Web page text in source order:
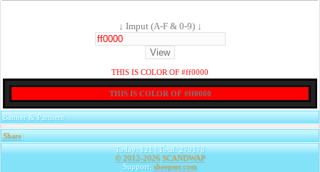
↓ Imput (A-F & 0-9) ↓
THIS IS COLOR OF #ff0000
THIS IS COLOR OF #ff0000
Banner & Partners
Share|
Today: 121 | Total: 279178
© 2012-2026 SCANDWAP
Support: sheepser.com